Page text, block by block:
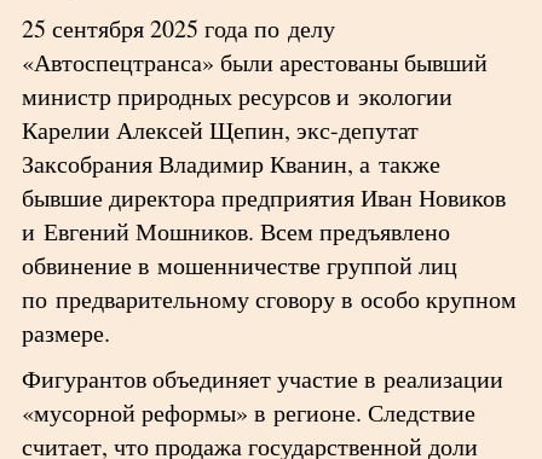
25 сентября 2025 года по делу
«Автоспецтранса» были арестованы бывший
министр природных ресурсов и экологии
Карелии Алексей Щепин, экс-депутат
Заксобрания Владимир Кванин, а также
бывшие директора предприятия Иван Новиков
и Евгений Мошников. Всем предъявлено
обвинение в мошенничестве группой лиц
по предварительному сговору в особо крупном
размере.
Фигурантов объединяет участие в реализации
«мусорной реформы» в регионе. Следствие
считает, что продажа государственной доли